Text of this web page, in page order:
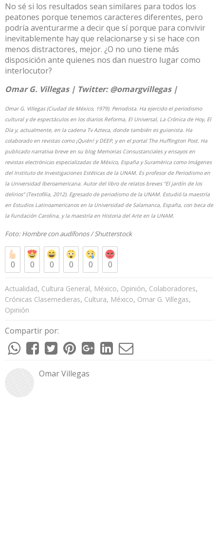
No sé si los resultados sean similares para todos los
peatones porque tenemos caracteres diferentes, pero
podría aventurarme a decir que sí porque para convivir
inevitablemente hay que relacionarse y si se hace con
menos distractores, mejor. ¿O no uno tiene más
disposición ante quienes nos dan nuestro lugar como
interlocutor?
Omar G. Villegas | Twitter:@omargvillegas|
Omar G. Villegas (Ciudad de México, 1979). Periodista. Ha ejercido el periodismo
cultural y de espectáculos en los diarios Reforma, El Universal, La Crónica de Hoy, El
Día y, actualmente, en la cadena Tv Azteca, donde también es guionista. Ha
colaborado en revistas como ¡Quién! y DEEP, y en el portal The Huffington Post. Ha
publicado narrativa breve en su blog Memorias Consustanciales y ensayos en
revistas electrónicas especializadas de México, España y Suramérica como Imágenes
del Instituto de Investigaciones Estéticas de la UNAM. Es profesor de Periodismo en
la Universidad Iberoamericana. Autor del libro de relatos breves “El jardín de los
delirios” (Textofilia, 2012). Egresado de periodismo de la UNAM. Estudió la maestría
en Estudios Latinoamericanos en la Universidad de Salamanca, España, con beca de
la Fundación Carolina, y la maestría en Historia del Arte en la UNAM.
Foto: Hombre con audífonos /Shutterstock
0 0 0 0 0 0
Actualidad, Cultura General, México, Opinión, Colaboradores,
Crónicas Clasemedieras, Cultura, México, Omar G. Villegas,
Opinión
Compartir por:
Omar Villegas